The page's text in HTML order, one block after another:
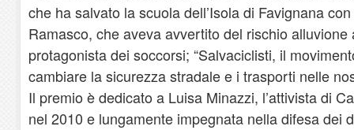
che ha salvato la scuola dell’Isola di Favignana
Ramasco, che aveva avvertito del rischio alluvione
protagonista dei soccorsi; “Salvaciclisti, il
cambiare la sicurezza stradale e i trasporti nelle
Il premio è dedicato a Luisa Minazzi, l’attivista di
nel 2010 e lungamente impegnata nella difesa dei